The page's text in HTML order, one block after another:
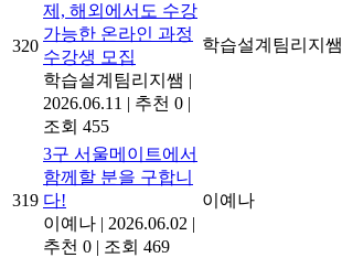
320
제, 해외에서도 수강
가능한 온라인 과정
수강생 모집
학습설계팀리지쌤 |
2026.06.11 | 추천 0 |
조회 455
학습설계팀리지쌤
319
3구 서울메이트에서
함께할 분을 구합니
다!
이예나 | 2026.06.02 |
추천 0 | 조회 469
이예나